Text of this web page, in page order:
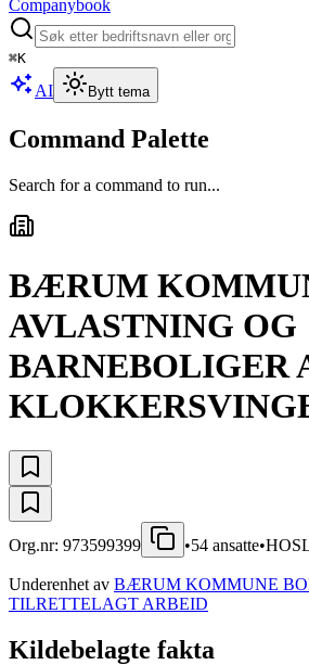
Companybook
⌘K
AI Bytt tema
Command Palette
Search for a command to run...
BÆRUM
AVLASTNING OG
BARNEBOLIGER
Org.nr: 973599399 •54 ansatte•
Underenhet av BÆRUM KOMMUNE
TILRETTELAGT ARBEID
Kildebelagte fakta